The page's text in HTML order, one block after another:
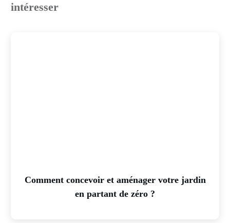
intéresser
Comment concevoir et aménager votre jardin
en partant de zéro ?